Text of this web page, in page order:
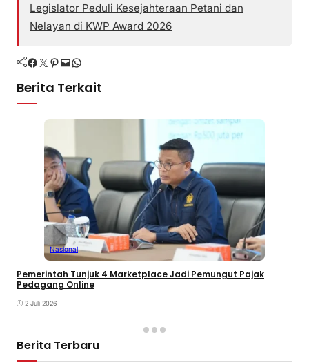
Legislator Peduli Kesejahteraan Petani dan
Nelayan di KWP Award 2026
Facebook Twitter Pinterest Mail WhatsApp
Berita Terkait
Nasional
Pemerintah Tunjuk 4 Marketplace Jadi Pemungut Pajak
Pedagang Online
2 Juli 2026
Berita Terbaru